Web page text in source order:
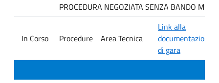
PROCEDURA NEGOZIATA SENZA BANDO
In Corso Procedure Area Tecnica
Link alla
documentazione
di gara